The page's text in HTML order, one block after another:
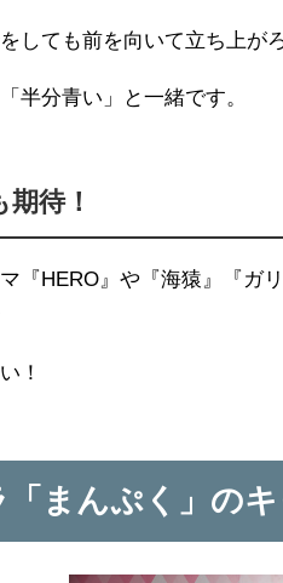
をしても前を向いて立ち上が
半分青い」と一緒です。
待！
『HERO』や『海猿』『ガ
！
「まんぷく」の